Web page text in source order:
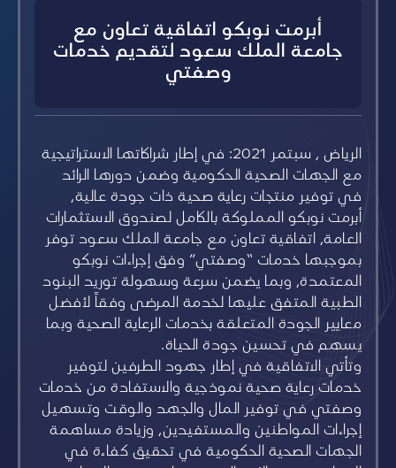
أبرمت نوبكو اتفاقية تعاون مع
جامعة الملك سعود لتقديم خدمات
وصفتي
الرياض ، سبتمر 2021: في إطار شراكاتها الاستراتيجية
مع الجهات الصحية الحكومية وضمن دورها الرائد
في توفير منتجات رعاية صحية ذات جودة عالية،
أبرمت نوبكو المملوكة بالكامل لصندوق الاستثمارات
العامة، اتفاقية تعاون مع جامعة الملك سعود توفر
بموجبها خدمات “وصفتي” وفق إجراءات نوبكو
المعتمدة، وبما يضمن سرعة وسهولة توريد البنود
الطبية المتفق عليها لخدمة المرضى وفقاً لأفضل
معايير الجودة المتعلقة بخدمات الرعاية الصحية وبما
يسهم في تحسين جودة الحياة.
وتأتي الاتفاقية في إطار جهود الطرفين لتوفير
خدمات رعاية صحية نموذجية والاستفادة من خدمات
وصفتي في توفير المال والجهد والوقت وتسهيل
إجراءات المواطنين والمستفيدين، وزيادة مساهمة
الجهات الصحية الحكومية في تحقيق كفاءة في